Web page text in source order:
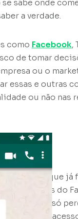
sabe onde
a verdade.
como Facebook,
de tomar
ou o
essas e outras
ou não nas
sociais, que
usuários do
no país e só
têm